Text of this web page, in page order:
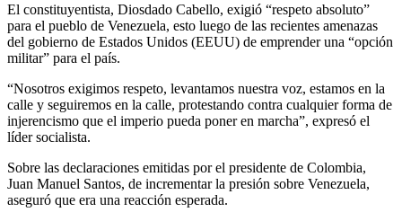
El constituyentista, Diosdado Cabello, exigió “respeto absoluto”
para el pueblo de Venezuela, esto luego de las recientes amenazas
del gobierno de Estados Unidos (EEUU) de emprender una “opción
militar” para el país.
“Nosotros exigimos respeto, levantamos nuestra voz, estamos en la
calle y seguiremos en la calle, protestando contra cualquier forma de
injerencismo que el imperio pueda poner en marcha”, expresó el
líder socialista.
Sobre las declaraciones emitidas por el presidente de Colombia,
Juan Manuel Santos, de incrementar la presión sobre Venezuela,
aseguró que era una reacción esperada.